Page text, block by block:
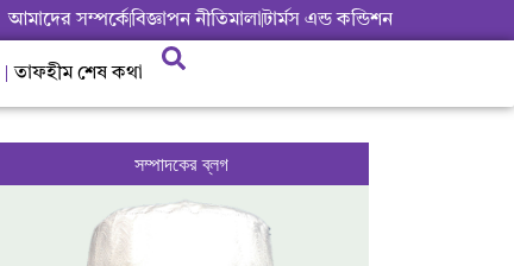
আমাদের সম্পর্কেবিজ্ঞাপন নীতিমালাটার্মস এন্ড কন্ডিশন
তাফহীম শেষ কথা
সম্পাদকের ব্লগ